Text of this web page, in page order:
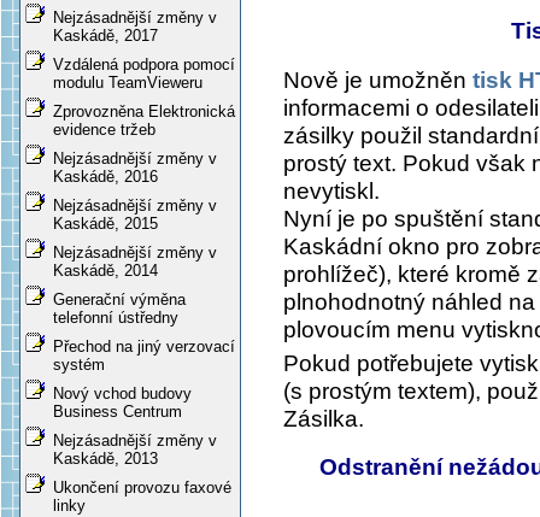
Nejzásadnější změny v
Kaskádě, 2017
Vzdálená podpora pomocí
modulu TeamVieweru
Zprovozněna Elektronická
evidence tržeb
Nejzásadnější změny v
Kaskádě, 2016
Nejzásadnější změny v
Kaskádě, 2015
Nejzásadnější změny v
Kaskádě, 2014
Generační výměna
telefonní ústředny
Přechod na jiný verzovací
systém
Nový vchod budovy
Business Centrum
Nejzásadnější změny v
Kaskádě, 2013
Ukončení provozu faxové
linky
Nově je umožněn tisk
informacemi o
zásilky použil
prostý text. Pokud však
nevytiskl.
Nyní je po spuštění
Kaskádní okno pro
prohlížeč), které kromě
plnohodnotný náhled
plovoucím menu
Pokud potřebujete
(s prostým textem),
Zásilka.
Odstranění